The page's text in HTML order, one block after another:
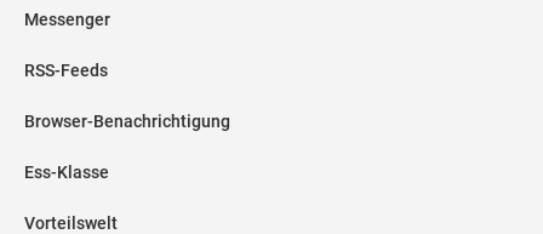
Messenger
RSS-Feeds
Browser-Benachrichtigung
Ess-Klasse
Vorteilswelt